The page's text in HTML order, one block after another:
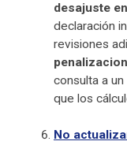
desajuste
declaración
revisiones
consulta a un
que los
No